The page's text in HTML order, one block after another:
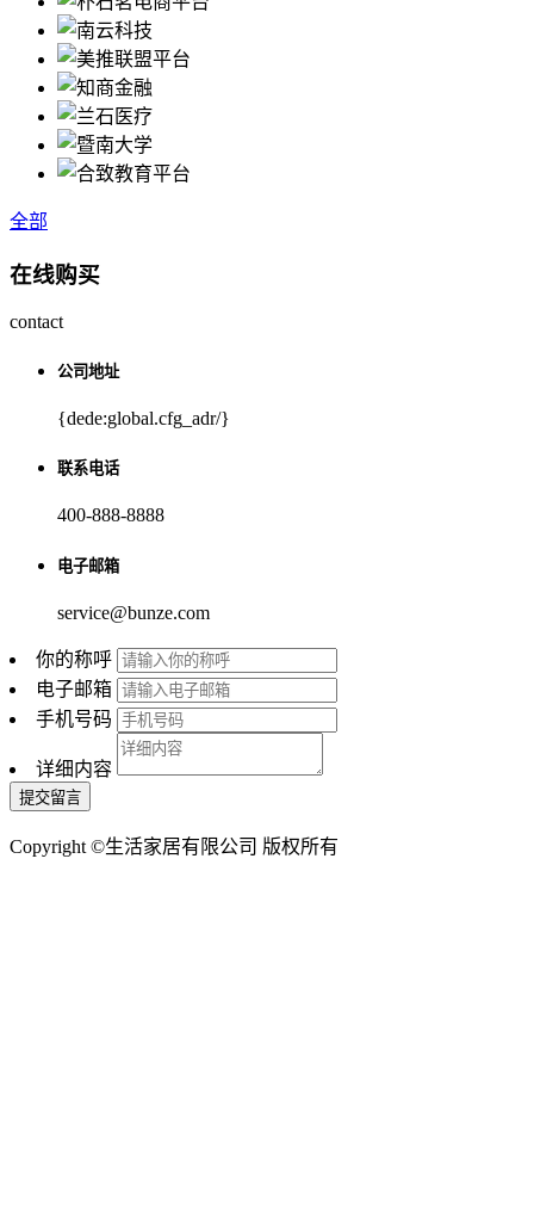
全部
在线购买
contact
公司地址
{dede:global.cfg_adr/}
联系电话
400-888-8888
电子邮箱
service@bunze.com
你的称呼
电子邮箱
手机号码
详细内容
Copyright ©生活家居有限公司 版权所有